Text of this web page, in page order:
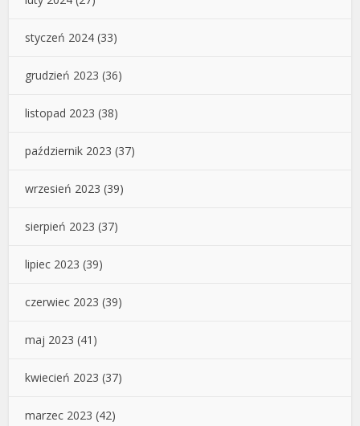
styczeń 2024 (33)
grudzień 2023 (36)
listopad 2023 (38)
październik 2023 (37)
wrzesień 2023 (39)
sierpień 2023 (37)
lipiec 2023 (39)
czerwiec 2023 (39)
maj 2023 (41)
kwiecień 2023 (37)
marzec 2023 (42)